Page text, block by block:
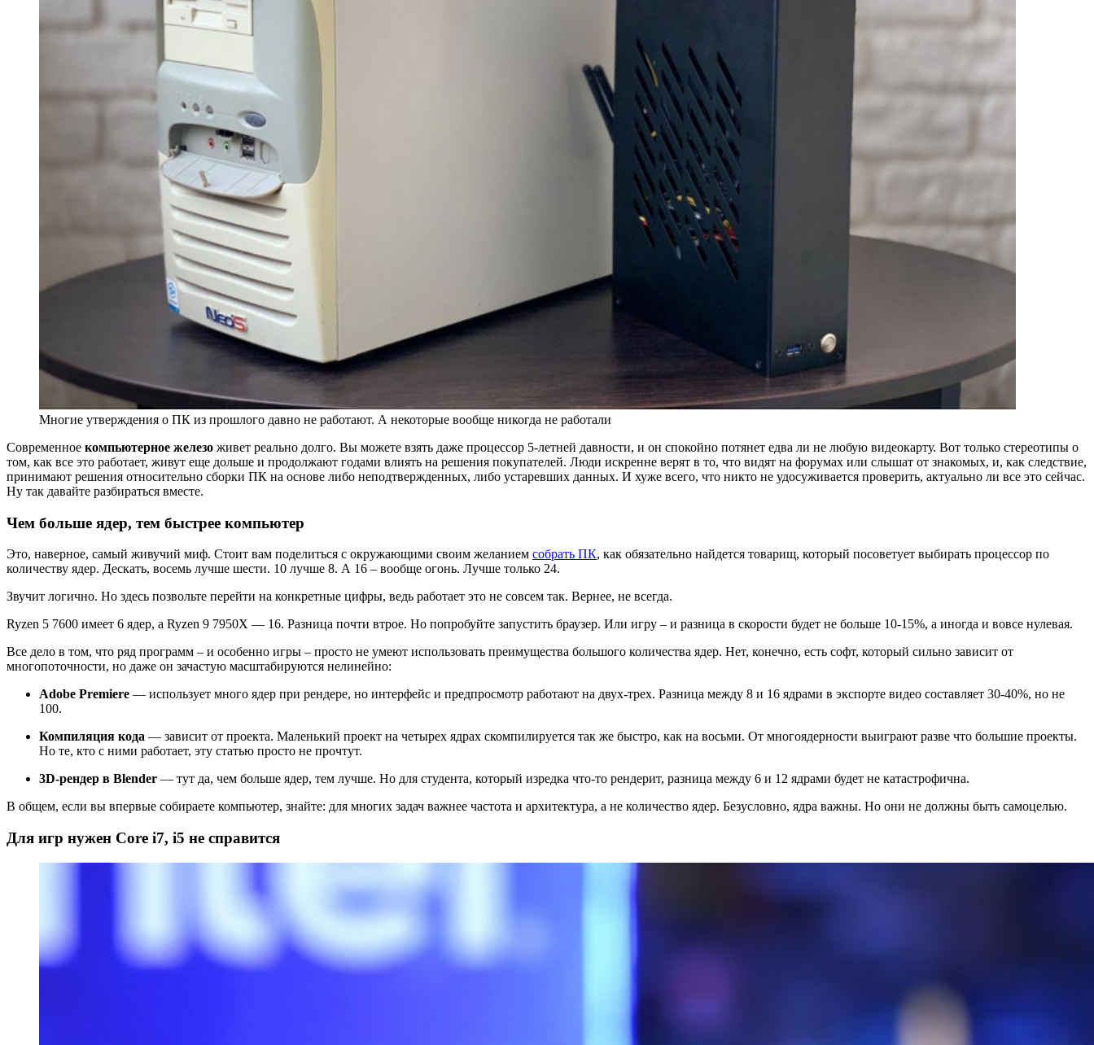
Многие утверждения о ПК из прошлого давно не работают. А некоторые вообще никогда не работали
Современное компьютерное железо живет реально долго. Вы можете взять даже процессор 5-летней давности, и он спокойно потянет едва ли не любую видеокарту. Вот только стереотипы о
том, как все это работает, живут еще дольше и продолжают годами влиять на решения покупателей. Люди искренне верят в то, что видят на форумах или слышат от знакомых, и, как следствие,
принимают решения относительно сборки ПК на основе либо неподтвержденных, либо устаревших данных. И хуже всего, что никто не удосуживается проверить, актуально ли все это сейчас.
Ну так давайте разбираться вместе.
Чем больше ядер, тем быстрее компьютер
Это, наверное, самый живучий миф. Стоит вам поделиться с окружающими своим желанием собрать ПК, как обязательно найдется товарищ, который посоветует выбирать процессор по
количеству ядер. Дескать, восемь лучше шести. 10 лучше 8. А 16 – вообще огонь. Лучше только 24.
Звучит логично. Но здесь позвольте перейти на конкретные цифры, ведь работает это не совсем так. Вернее, не всегда.
Ryzen 5 7600 имеет 6 ядер, а Ryzen 9 7950X — 16. Разница почти втрое. Но попробуйте запустить браузер. Или игру – и разница в скорости будет не больше 10-15%, а иногда и вовсе нулевая.
Все дело в том, что ряд программ – и особенно игры – просто не умеют использовать преимущества большого количества ядер. Нет, конечно, есть софт, который сильно зависит от
многопоточности, но даже он зачастую масштабируются нелинейно:
Adobe Premiere — использует много ядер при рендере, но интерфейс и предпросмотр работают на двух-трех. Разница между 8 и 16 ядрами в экспорте видео составляет 30-40%, но не
100.
Компиляция кода — зависит от проекта. Маленький проект на четырех ядрах скомпилируется так же быстро, как на восьми. От многоядерности выиграют разве что большие проекты.
Но те, кто с ними работает, эту статью просто не прочтут.
3D-рендер в Blender — тут да, чем больше ядер, тем лучше. Но для студента, который изредка что-то рендерит, разница между 6 и 12 ядрами будет не катастрофична.
В общем, если вы впервые собираете компьютер, знайте: для многих задач важнее частота и архитектура, а не количество ядер. Безусловно, ядра важны. Но они не должны быть самоцелью.
Для игр нужен Core i7, i5 не справится